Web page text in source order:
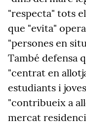
"respecta" tots
que "evita"
"persones en
També defensa
"centrat en
estudiants i
"contribueix a
mercat